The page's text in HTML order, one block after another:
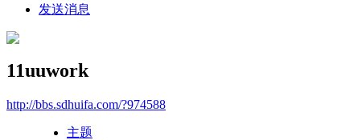
发送消息
11uuwork
http://bbs.sdhuifa.com/?974588
主题